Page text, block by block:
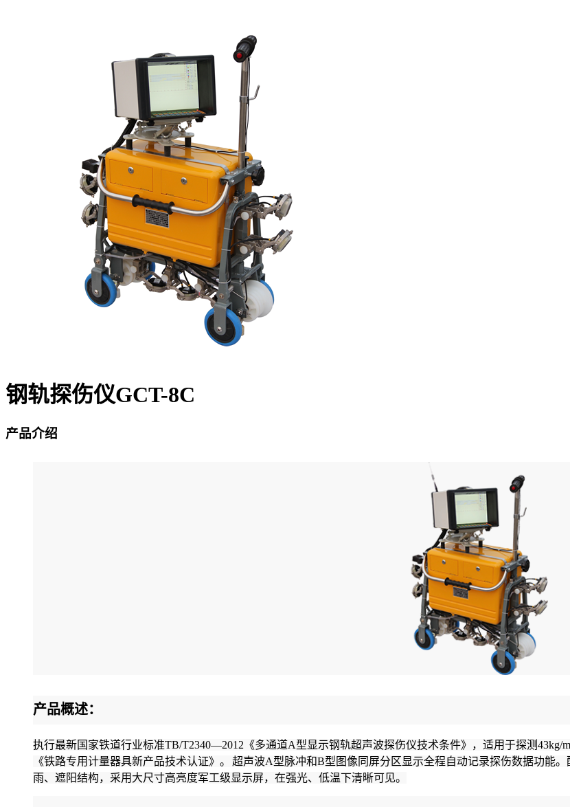
钢轨探伤仪GCT-8C
产品介绍
产品概述：
执行最新国家铁道行业标准TB/T2340—2012《多通道A型显示钢轨超声波探伤仪技术条件》，适用于探测43kg/
《铁路专用计量器具新产品技术认证》。 超声波A型脉冲和B型图像同屏分区显示全程自动记录探伤数据功能。
雨、遮阳结构，采用大尺寸高亮度军工级显示屏，在强光、低温下清晰可见。